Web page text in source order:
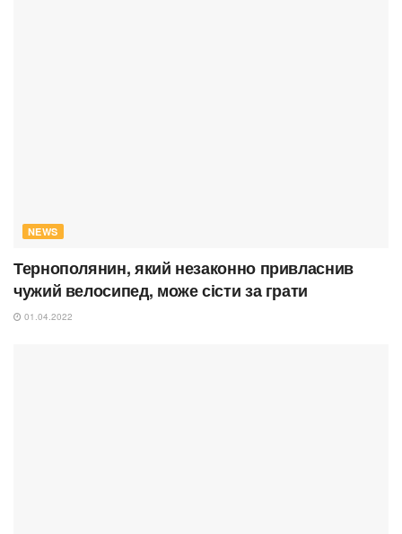
NEWS
Тернополянин, який незаконно привласнив
чужий велосипед, може сісти за грати
01.04.2022